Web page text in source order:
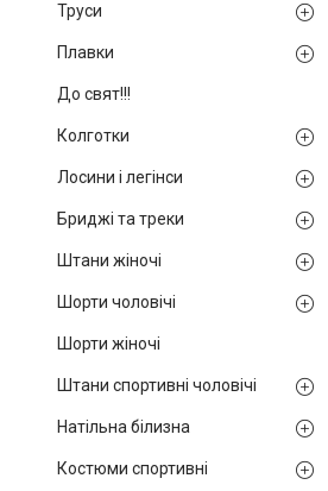
Труси
Плавки
До свят!!!
Колготки
Лосини і легінси
Бриджі та треки
Штани жіночі
Шорти чоловічі
Шорти жіночі
Штани спортивні чоловічі
Натільна білизна
Костюми спортивні